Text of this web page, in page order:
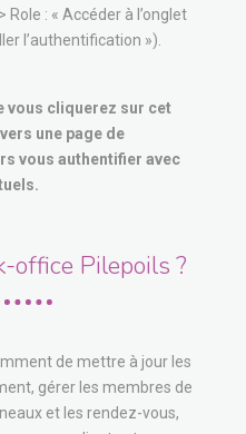
: « Accéder à l’onglet
l’authentification »).
vous cliquerez sur cet
une page de
vous authentifier avec
office Pilepoils ?
de mettre à jour les
gérer les membres de
et les rendez-vous,